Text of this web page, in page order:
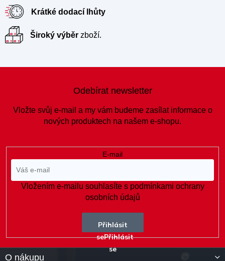
Krátké dodací lhůty
Široký výběr zboží.
Odebírat newsletter
Vložte svůj e-mail a my vám budeme zasílat informace o
nových produktech na našem e-shopu.
E-mail
Vložením e-mailu souhlasíte s podmínkami ochrany
osobních údajů
Přihlásit
se
O nákupu